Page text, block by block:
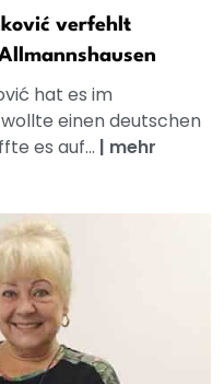
verfehlt
hat es im
einen deutschen
es auf... | mehr